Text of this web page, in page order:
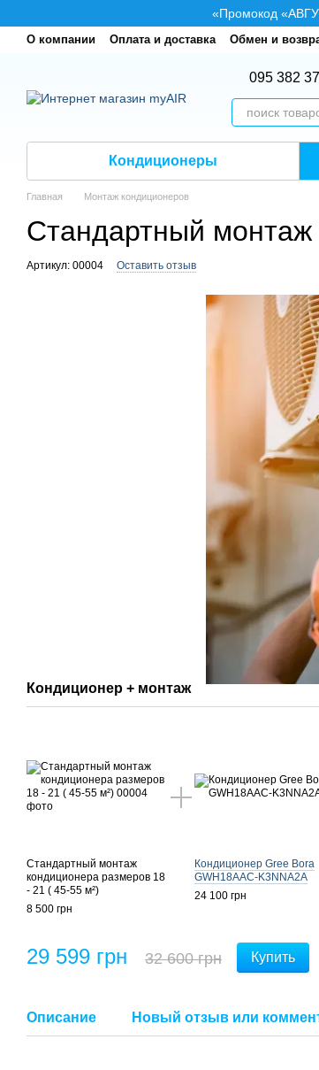
«Промокод
О компании Оплата и доставка Обмен и
095 382
Кондиционеры
Главная Монтаж кондиционеров
Стандартный монтаж
Артикул: 00004 Оставить отзыв
Кондиционер + монтаж
Стандартный монтаж
кондиционера размеров 18
- 21 ( 45-55 м²)
8 500 грн
Кондиционер Gree Bora
GWH18AAC-K3NNA2A
24 100 грн
29 599 грн 32 600 грн Купить
Описание Новый отзыв или